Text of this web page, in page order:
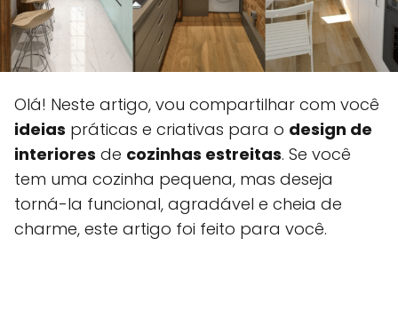
Olá! Neste artigo, vou compartilhar com você
ideias práticas e criativas para o design de
interiores de cozinhas estreitas. Se você
tem uma cozinha pequena, mas deseja
torná-la funcional, agradável e cheia de
charme, este artigo foi feito para você.